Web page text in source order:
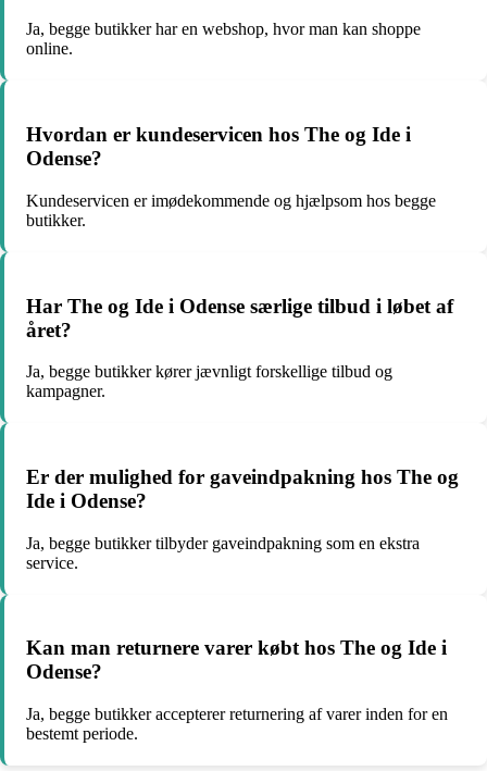
Ja, begge butikker har en webshop, hvor man kan shoppe
online.
Hvordan er kundeservicen hos The og Ide i
Odense?
Kundeservicen er imødekommende og hjælpsom hos begge
butikker.
Har The og Ide i Odense særlige tilbud i løbet af
året?
Ja, begge butikker kører jævnligt forskellige tilbud og
kampagner.
Er der mulighed for gaveindpakning hos The og
Ide i Odense?
Ja, begge butikker tilbyder gaveindpakning som en ekstra
service.
Kan man returnere varer købt hos The og Ide i
Odense?
Ja, begge butikker accepterer returnering af varer inden for en
bestemt periode.